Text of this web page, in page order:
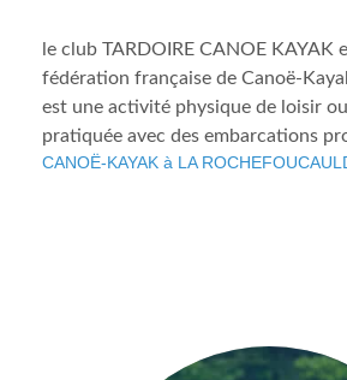
le club TARDOIRE CANOE KAYAK
fédération française de Canoë-
est une activité physique de loisir
pratiquée avec des embarcations
CANOË-KAYAK à LA